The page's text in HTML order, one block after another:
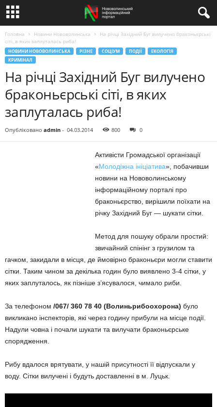
Головна Новини Нововолинська
На річці Західний Буг вилучено браконьєрські
сіті, в яких заплуталась риба!
НОВИНИ НОВОВОЛИНСЬКА РІЗНЕ СОЦІУМ ПОДІЇ
ЕКОЛОГІЯ
КРИМІНАЛ
На річці Західний Буг вилучено
браконьєрські сіті, в яких
заплуталась риба!
Опубліковано admin - 04.03.2014 800 0
Активісти Громадської організації
«Молодіжна ініціатива», побачивши
новини на Нововолинському
інформаційному порталі про
браконьєрство, вирішили поїхати на
річку Західний Буг — шукати сітки.
Метод для пошуку обрали простий:
звичайний спінінг з грузилом та
гачком, закидали в місця, де ймовірно браконьєри могли ставити
сітки. Таким чином за декілька годин було виявлено 3-4 сітки, у
яких заплуталось, як пізніше з’ясувалося, чимало риби.
За телефоном /067/ 360 78 40 (Волиньрибоохорона) було
викликано інспекторів, які через годину прибули на місце події.
Надули човна і почали шукати та вилучати браконьєрське
спорядження.
Рибу вдалося врятувати, у нашій присутності її відпускали у
воду. Сітки вилучені і будуть доставленні в м. Луцьк.